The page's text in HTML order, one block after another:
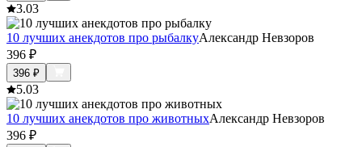
3.03
10 лучших анекдотов про рыбалкуАлександр Невзоров
396 ₽
396 ₽
5.03
10 лучших анекдотов про животныхАлександр Невзоров
396 ₽